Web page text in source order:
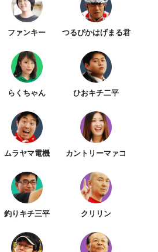
ファンキー つるぴかはげまる君
らくちゃん ひおキチ二平
ムラヤマ電機 カントリーマァコ
釣りキチ三平 クリリン